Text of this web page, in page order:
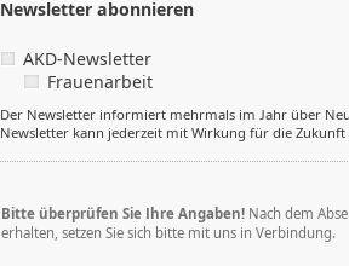
Newsletter abonnieren
AKD-Newsletter
Frauenarbeit
Der Newsletter informiert mehrmals im Jahr über
Newsletter kann jederzeit mit Wirkung für die
Bitte überprüfen Sie Ihre Angaben! Nach dem
erhalten, setzen Sie sich bitte mit uns in Verbindung.